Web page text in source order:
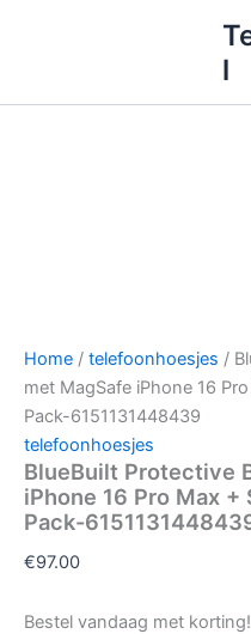
inhoud
l
Home / telefoonhoesjes /
met MagSafe iPhone 16
Pack-6151131448439
telefoonhoesjes
BlueBuilt Protective
iPhone 16 Pro Max
Pack-
€97.00
Bestel vandaag met korting!